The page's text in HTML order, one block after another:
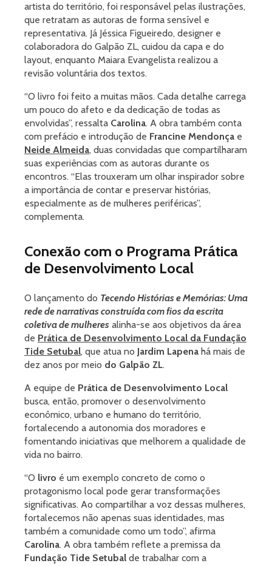
artista do território, foi responsável pelas ilustrações,
que retratam as autoras de forma sensível e
representativa. Já Jéssica Figueiredo, designer e
colaboradora do Galpão ZL, cuidou da capa e do
layout, enquanto Maiara Evangelista realizou a
revisão voluntária dos textos.
“O livro foi feito a muitas mãos. Cada detalhe carrega
um pouco do afeto e da dedicação de todas as
envolvidas”, ressalta Carolina. A obra também conta
com prefácio e introdução de Francine Mendonça e
Neide Almeida, duas convidadas que compartilharam
suas experiências com as autoras durante os
encontros. “Elas trouxeram um olhar inspirador sobre
a importância de contar e preservar histórias,
especialmente as de mulheres periféricas”,
complementa.
Conexão com o Programa Prática
de Desenvolvimento Local
O lançamento do Tecendo Histórias e Memórias: Uma
rede de narrativas construída com fios da escrita
coletiva de mulheres alinha-se aos objetivos da área
de Prática de Desenvolvimento Local da Fundação
Tide Setubal, que atua no Jardim Lapena há mais de
dez anos por meio do Galpão ZL.
A equipe de Prática de Desenvolvimento Local
busca, então, promover o desenvolvimento
econômico, urbano e humano do território,
fortalecendo a autonomia dos moradores e
fomentando iniciativas que melhorem a qualidade de
vida no bairro.
“O livro é um exemplo concreto de como o
protagonismo local pode gerar transformações
significativas. Ao compartilhar a voz dessas mulheres,
fortalecemos não apenas suas identidades, mas
também a comunidade como um todo”, afirma
Carolina. A obra também reflete a premissa da
Fundação Tide Setubal de trabalhar com a